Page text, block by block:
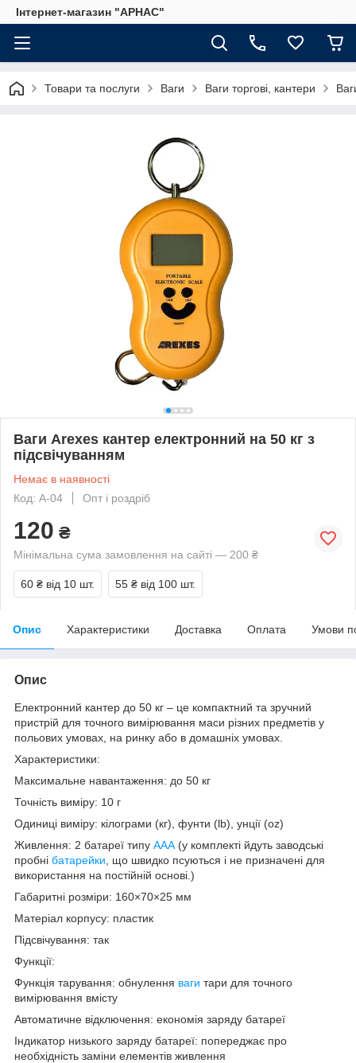
Інтернет-магазин "АРНАС"
Товари та послуги Ваги Ваги торгові, кантери
Ваги Arexes кантер електронний на 50 кг з
підсвічуванням
Немає в наявності
Код: A-04
Опт і роздріб
120 ₴
Мінімальна сума замовлення на сайті — 200 ₴
60 ₴ від 10 шт. 55 ₴ від 100 шт.
Опис Характеристики Доставка Оплата Умови
Опис
Електронний кантер до 50 кг – це компактний та зручний
пристрій для точного вимірювання маси різних предметів у
польових умовах, на ринку або в домашніх умовах.
Характеристики:
Максимальне навантаження: до 50 кг
Точність виміру: 10 г
Одиниці виміру: кілограми (кг), фунти (lb), унції (oz)
Живлення: 2 батареї типу AAA (у комплекті йдуть заводські
пробні батарейки , що швидко псуються і не призначені для
використання на постійній основі.)
Габаритні розміри: 160×70×25 мм
Матеріал корпусу: пластик
Підсвічування: так
Функції:
Функція тарування: обнулення ваги тари для точного
вимірювання вмісту
Автоматичне відключення: економія заряду батареї
Індикатор низького заряду батареї: попереджає про
необхідність заміни елементів живлення